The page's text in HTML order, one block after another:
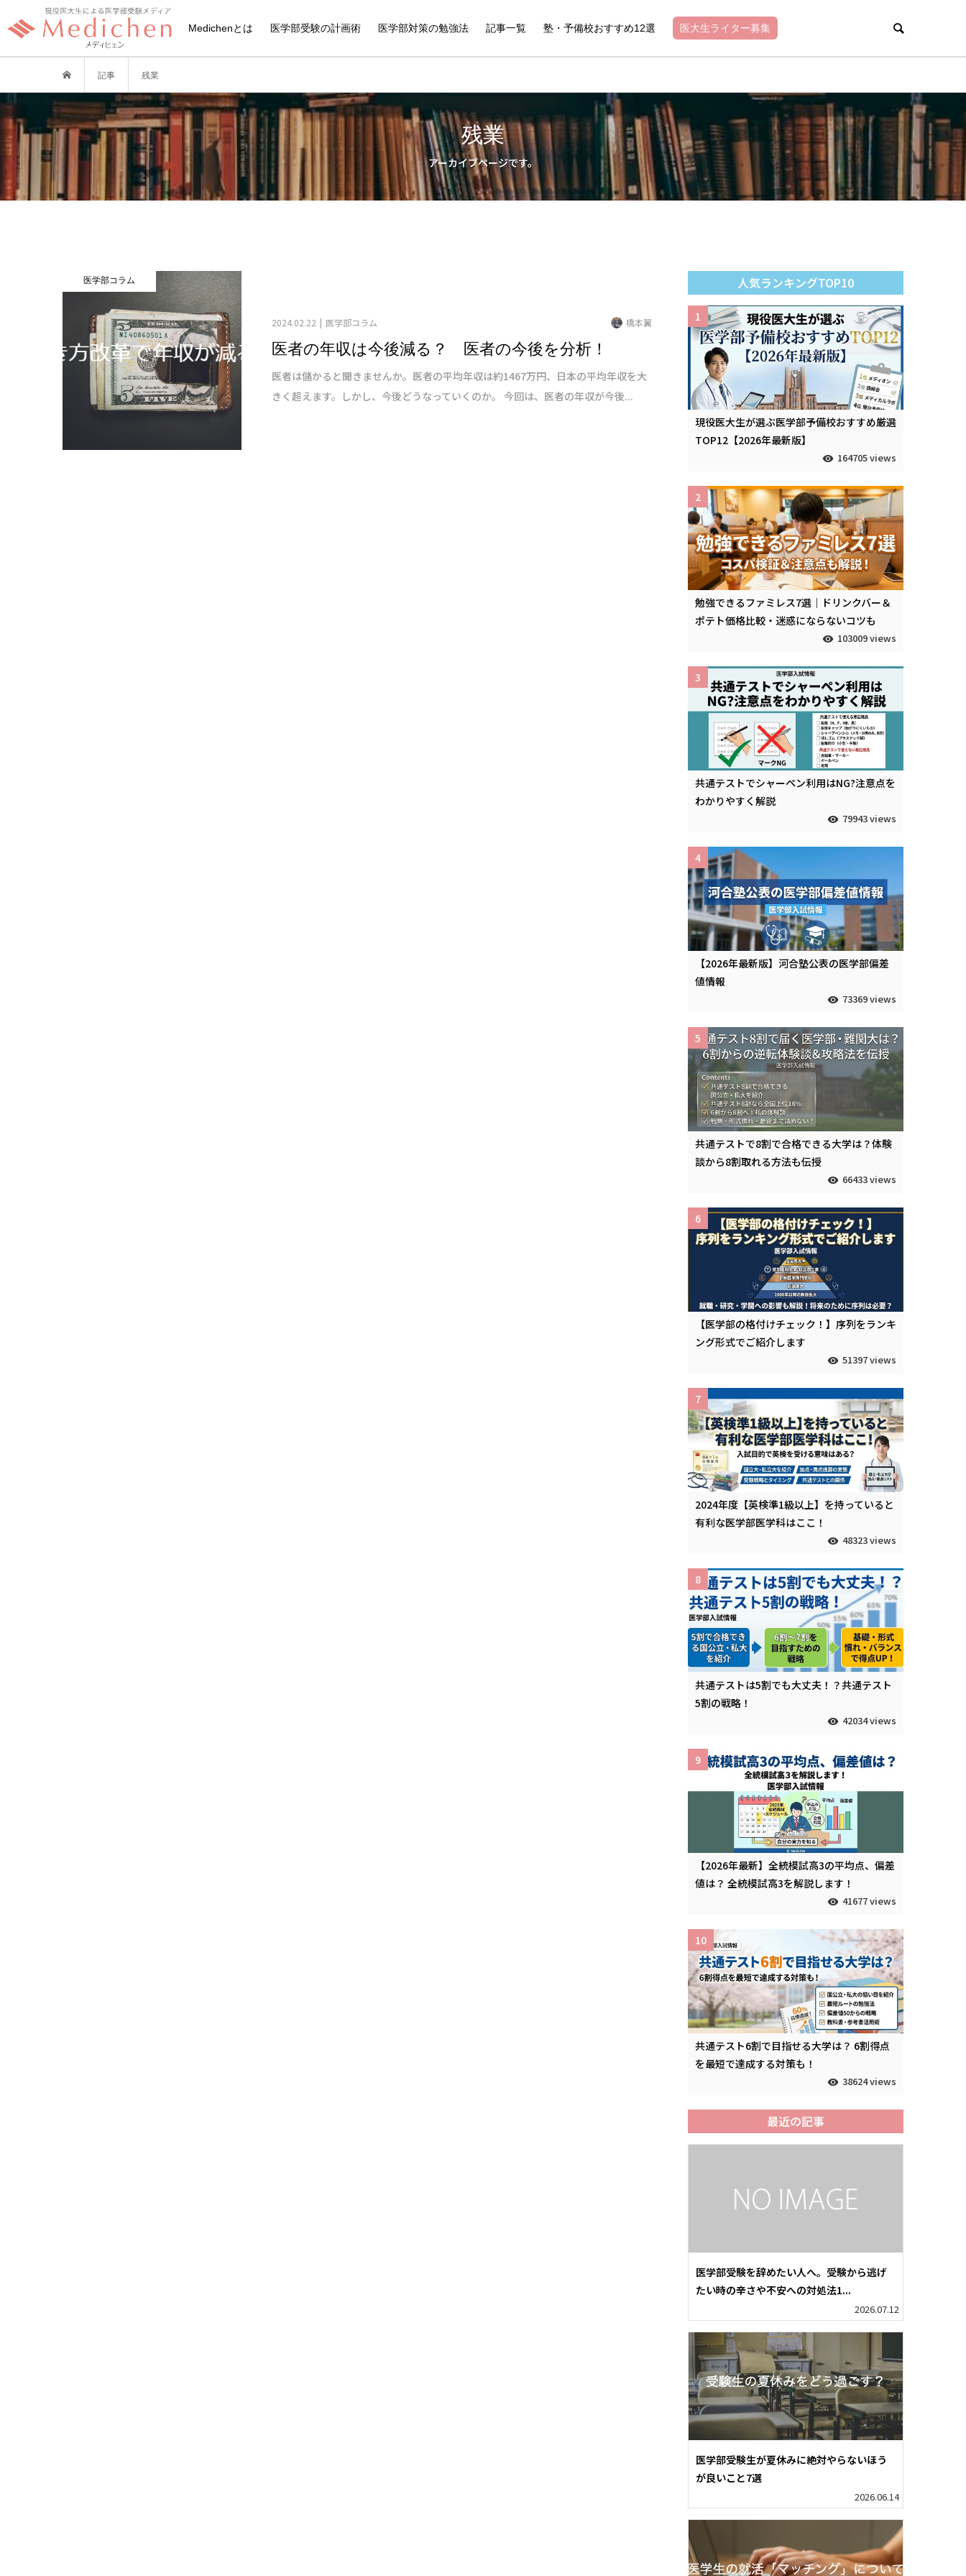
Medichenとは 医学部受験の計画術 医学部対策の勉強法 記事一覧 塾・予備校おすすめ12選 医大生ライター募集
記事 残業
残業
アーカイブページです。
医学部コラム
2024.02.22 医学部コラム 橋本翼
医者の年収は今後減る？ 医者の今後を分析！
医者は儲かると聞きませんか。医者の平均年収は約1467万円、日本の平均年収を大
きく超えます。しかし、今後どうなっていくのか。 今回は、医者の年収が今後...
人気ランキングTOP10
現役医大生が選ぶ医学部予備校おすすめ厳選
TOP12【2026年最新版】
164705 views
1
勉強できるファミレス7選｜ドリンクバー＆
ポテト価格比較・迷惑にならないコツも
103009 views
2
共通テストでシャーペン利用はNG?注意点を
わかりやすく解説
79943 views
3
【2026年最新版】河合塾公表の医学部偏差
値情報
73369 views
4
共通テストで8割で合格できる大学は？体験
談から8割取れる方法も伝授
66433 views
5
【医学部の格付けチェック！】序列をランキ
ング形式でご紹介します
51397 views
6
2024年度【英検準1級以上】を持っていると
有利な医学部医学科はここ！
48323 views
7
共通テストは5割でも大丈夫！？共通テスト
5割の戦略！
42034 views
8
【2026年最新】全統模試高3の平均点、偏差
値は？ 全統模試高3を解説します！
41677 views
9
共通テスト6割で目指せる大学は？ 6割得点
を最短で達成する対策も！
38624 views
10
最近の記事
医学部受験を辞めたい人へ。受験から逃げ
たい時の辛さや不安への対処法1...
2026.07.12
医学部受験生が夏休みに絶対やらないほう
が良いこと7選
2026.06.14